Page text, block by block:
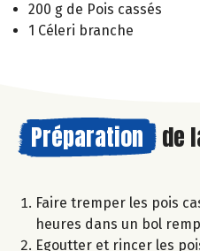
200 g de Pois cassés
1 Céleri branche
Préparation de
Faire tremper les pois
heures dans un bol
Egoutter et rincer les